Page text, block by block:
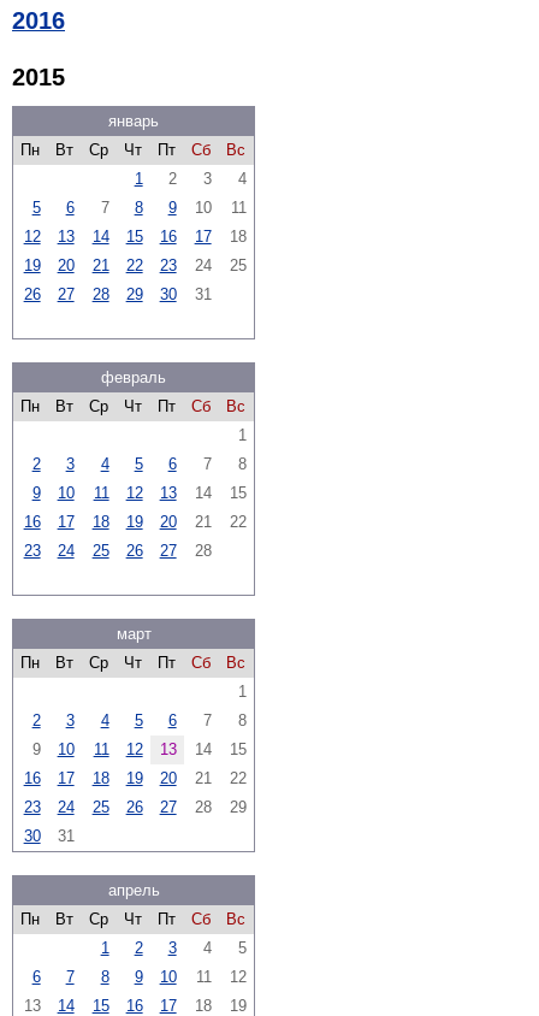
2016
2015
январь
Пн
Вт Ср Чт Пт Сб
Вс
1
2 3
4
5
6 7 8 9 10
11
12
13 14 15 16 17
18
19
20 21 22 23 24
25
26
27 28 29 30 31
февраль
Пн
Вт Ср Чт Пт Сб
Вс
1
2
3 4 5 6 7
8
9
10 11 12 13 14
15
16
17 18 19 20 21
22
23
24 25 26 27 28
март
Пн
Вт Ср Чт Пт Сб
Вс
1
2
3 4 5 6 7
8
9
10 11 12 13 14
15
16
17 18 19 20 21
22
23
24 25 26 27 28
29
30
31
апрель
Пн
Вт Ср Чт Пт Сб
Вс
1
2 3 4
5
6
7 8 9 10 11
12
13
14 15 16 17 18
19